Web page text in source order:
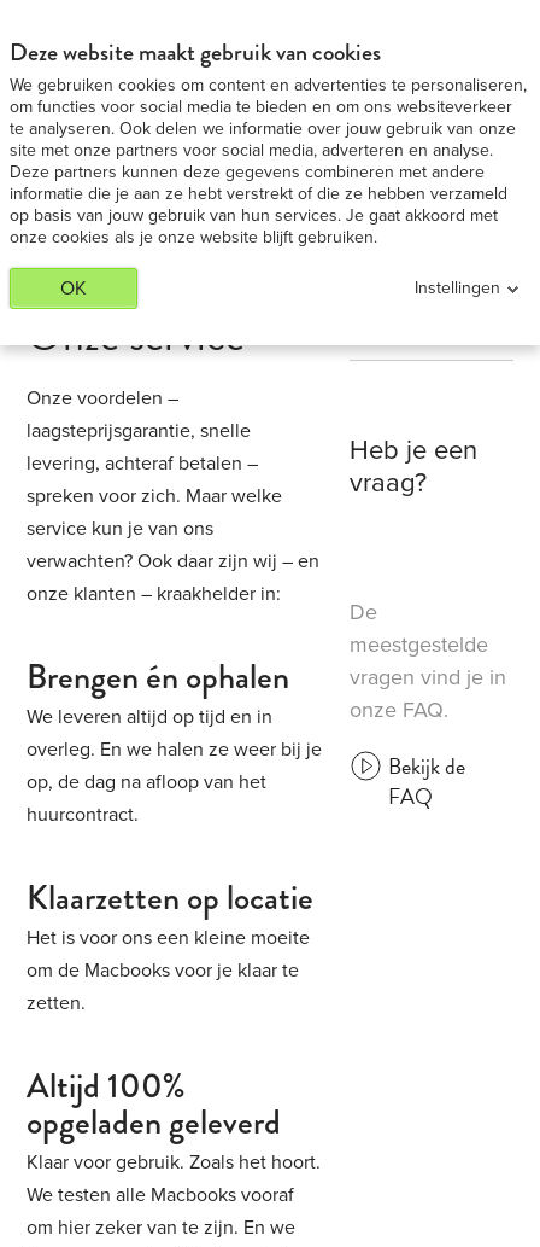
Deze website maakt gebruik van cookies
We gebruiken cookies om content en advertenties te personaliseren,
om functies voor social media te bieden en om ons websiteverkeer
te analyseren. Ook delen we informatie over jouw gebruik van onze
site met onze partners voor social media, adverteren en analyse.
Deze partners kunnen deze gegevens combineren met andere
informatie die je aan ze hebt verstrekt of die ze hebben verzameld
op basis van jouw gebruik van hun services. Je gaat akkoord met
onze cookies als je onze website blijft gebruiken.
OK Instellingen
Onze service
Onze voordelen –
laagsteprijsgarantie, snelle
levering, achteraf betalen –
spreken voor zich. Maar welke
service kun je van ons
verwachten? Ook daar zijn wij – en
onze klanten – kraakhelder in:
Brengen én ophalen
We leveren altijd op tijd en in
overleg. En we halen ze weer bij je
op, de dag na afloop van het
huurcontract.
Klaarzetten op locatie
Het is voor ons een kleine moeite
om de Macbooks voor je klaar te
zetten.
Altijd 100%
opgeladen geleverd
Klaar voor gebruik. Zoals het hoort.
We testen alle Macbooks vooraf
om hier zeker van te zijn. En we
Heb je een
vraag?
De
meestgestelde
vragen vind je in
onze FAQ.
Bekijk de
FAQ